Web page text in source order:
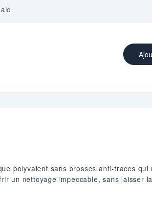
polyvalent sans brosses anti-traces
un nettoyage impeccable, sans laisser